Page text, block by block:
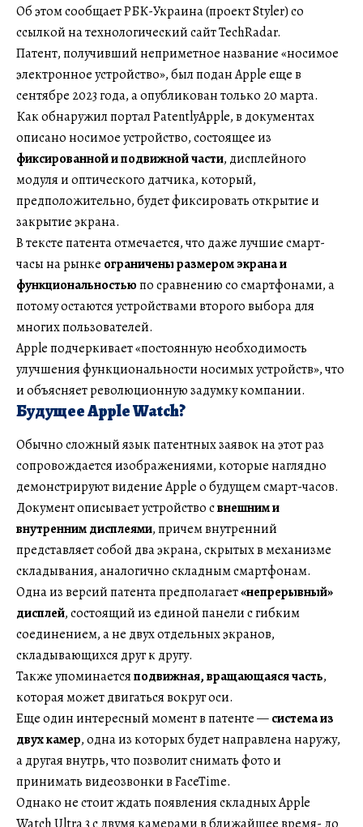
Об этом сообщает РБК-Украина (проект Styler) со
ссылкой на технологический сайт TechRadar.
Патент, получивший неприметное название «носимое
электронное устройство», был подан Apple еще в
сентябре 2023 года, а опубликован только 20 марта.
Как обнаружил портал PatentlyApple, в документах
описано носимое устройство, состоящее из
фиксированной и подвижной части, дисплейного
модуля и оптического датчика, который,
предположительно, будет фиксировать открытие и
закрытие экрана.
В тексте патента отмечается, что даже лучшие смарт-
часы на рынке ограничены размером экрана и
функциональностьюпо сравнению со смартфонами, а
потому остаются устройствами второго выбора для
многих пользователей.
Apple подчеркивает «постоянную необходимость
улучшения функциональности носимых устройств», что
и объясняет революционную задумку компании.
Будущее Apple Watch?
Обычно сложный язык патентных заявок на этот раз
сопровождается изображениями, которые наглядно
демонстрируют видение Apple о будущем смарт-часов.
Документ описывает устройство свнешним и
внутренним дисплеями, причем внутренний
представляет собой два экрана, скрытых в механизме
складывания, аналогично складным смартфонам.
Одна из версий патента предполагает«непрерывный»
дисплей, состоящий из единой панели с гибким
соединением, а не двух отдельных экранов,
складывающихся друг к другу.
Также упоминаетсяподвижная, вращающаяся часть,
которая может двигаться вокруг оси.
Еще один интересный момент в патенте —система из
двух камер, одна из которых будет направлена наружу,
а другая внутрь, что позволит снимать фото и
принимать видеозвонки в FaceTime.
Однако не стоит ждать появления складных Apple